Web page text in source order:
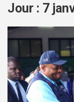
Jour : 7